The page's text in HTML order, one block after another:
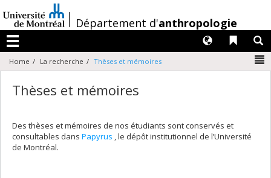
au
contenu
/Département d'anthropologie
Menu
Liens
Langues
Home La recherche Thèses et mémoires
Thèses et mémoires
Des thèses et mémoires de nos étudiants sont conservés et
consultables dans Papyrus , le dépôt institutionnel de l’Université
de Montréal.